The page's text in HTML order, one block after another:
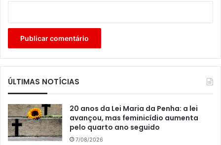
ÚLTIMAS NOTÍCIAS
20 anos da Lei Maria da Penha: a lei
avançou, mas feminicídio aumenta
pelo quarto ano seguido
7/08/2026